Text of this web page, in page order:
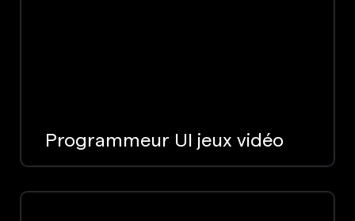
Programmeur UI jeux vidéo